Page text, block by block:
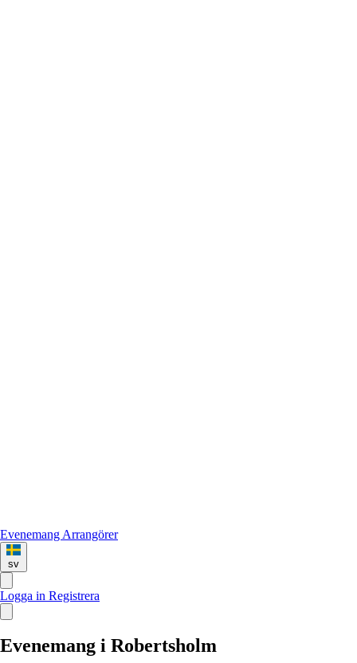
Evenemang Arrangörer
sv
Logga in Registrera
Evenemang i Robertsholm